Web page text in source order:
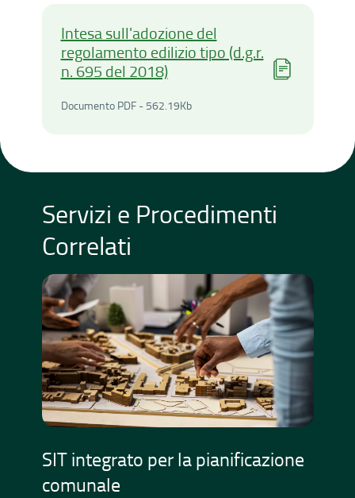
Intesa sull'adozione del
regolamento edilizio tipo (d.g.r.
n. 695 del 2018)
Documento PDF - 562.19KbDocumento PDF -
Servizi e Procedimenti
Correlati
SIT integrato per la pianificazione
comunale